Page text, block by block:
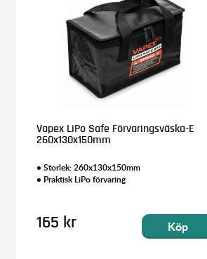
Vapex LiPo Safe Förvaringsväska-E
260x130x150mm
• Storlek: 260x130x150mm
• Praktisk LiPo förvaring
165 kr Köp